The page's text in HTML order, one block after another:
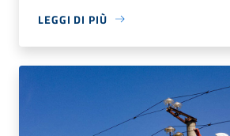
LEGGI DI PIÙ